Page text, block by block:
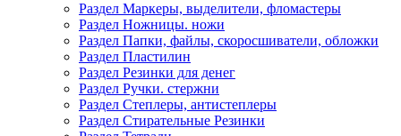
Раздел Маркеры, выделители, фломастеры
Раздел Ножницы. ножи
Раздел Папки, файлы, скоросшиватели, обложки
Раздел Пластилин
Раздел Резинки для денег
Раздел Ручки. стержни
Раздел Степлеры, антистеплеры
Раздел Стирательные Резинки